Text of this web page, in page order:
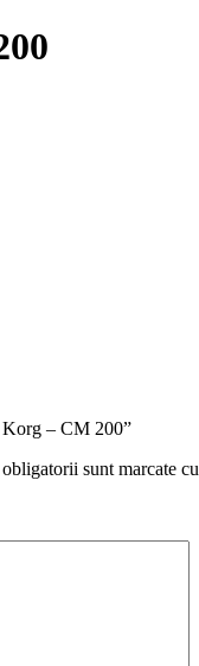
– CM 200”
sunt marcate cu